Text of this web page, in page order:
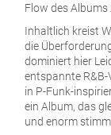
Flow des Albums
Inhaltlich kreist
die
dominiert hier
entspannte
in P-Funk-
ein Album, das
und enorm